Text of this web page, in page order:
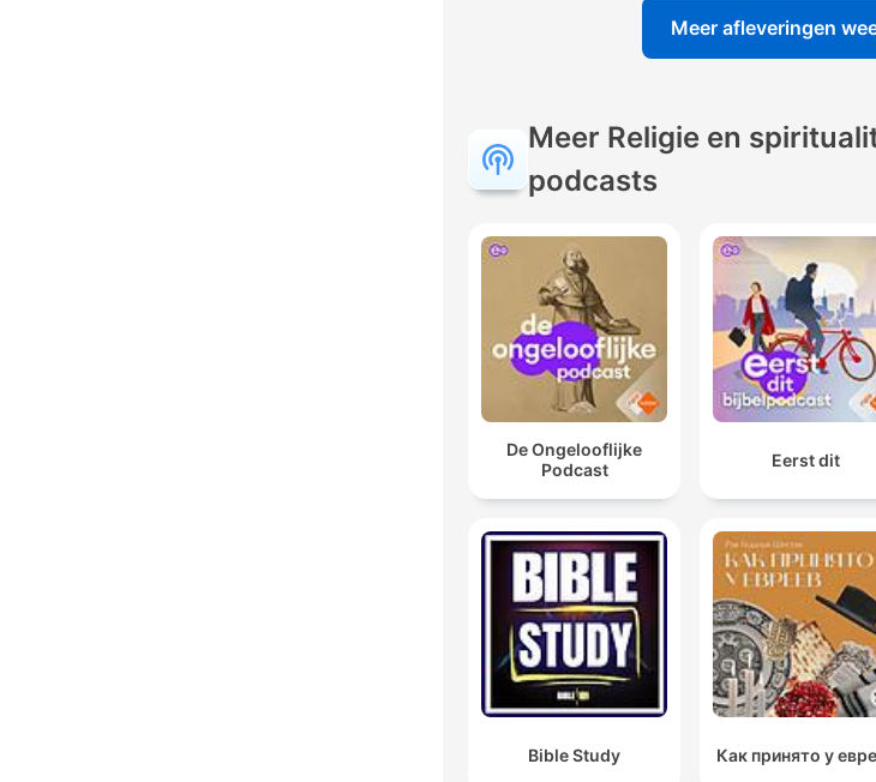
Meer afleveringen
Meer Religie en
podcasts
De Ongelooflijke
Podcast
Eerst dit
Bible Study Как принято у